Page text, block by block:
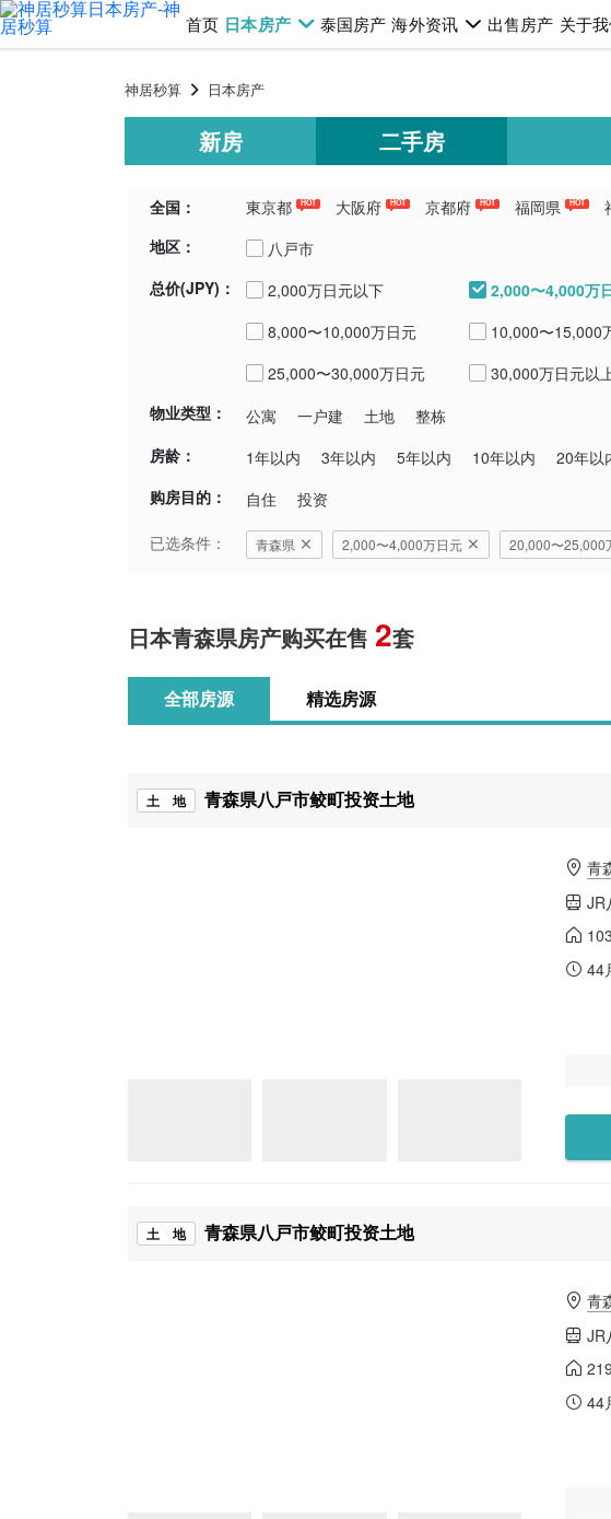
首页 日本房产 泰国房产 海外资讯 出售房产 关于
神居秒算 日本房产
新房 二手房
全国： 東京都 HOT 大阪府 HOT 京都府 HOT 福岡県 HOT
千葉県
埼玉県
地区： 八戸市
总价(JPY)：
2,000万日元以下 2,000〜4,000万
8,000〜10,000万日元
10,000〜15,000
25,000〜30,000万日元
30,000万日元以
物业类型：
公寓 一户建 土地
整栋
房龄：
1年以内 3年以内 5年以内 10年以内 20年以
购房目的：
自住
投资
已选条件：
青森県 2,000〜4,000万日元 20,000〜25,000
日本青森県房产购买在售 2套
全部房源 精选房源
土 地 青森県八戸市鲛町投资土地
青
JR
44
土 地 青森県八戸市鲛町投资土地
青
JR
44